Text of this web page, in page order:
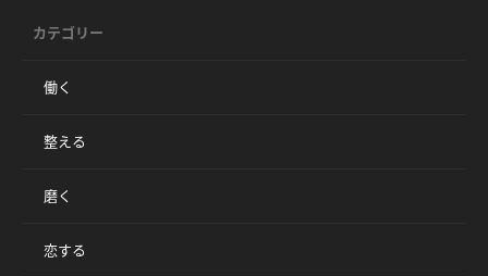
カテゴリー
働く
整える
磨く
恋する